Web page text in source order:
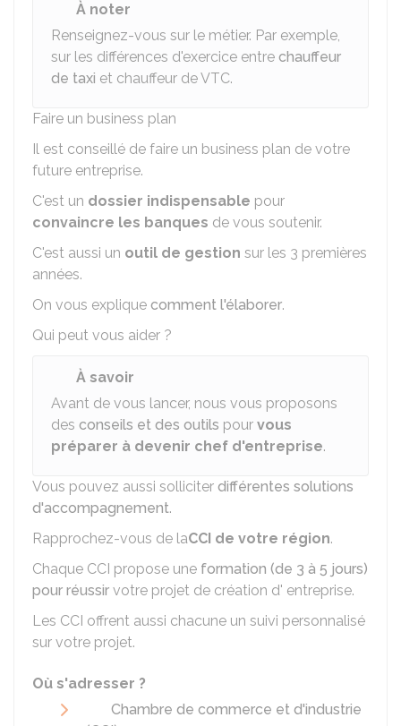
À noter
Renseignez-vous sur le métier. Par exemple,
sur les différences d'exercice entre chauffeur
de taxi et chauffeur de VTC.
Faire un business plan
Il est conseillé de faire un business plan de votre
future entreprise.
C'est un dossier indispensable pour
convaincre les banques de vous soutenir.
C'est aussi un outil de gestion sur les 3 premières
années.
On vous explique comment l'élaborer.
Qui peut vous aider ?
À savoir
Avant de vous lancer, nous vous proposons
des conseils et des outils pour vous
préparer à devenir chef d'entreprise.
Vous pouvez aussi solliciter différentes solutions
d'accompagnement.
Rapprochez-vous de laCCI de votre région.
Chaque CCI propose une formation (de 3 à 5 jours)
pour réussir votre projet de création d' entreprise.
Les CCI offrent aussi chacune un suivi personnalisé
sur votre projet.
Où s'adresser ?
Chambre de commerce et d'industrie